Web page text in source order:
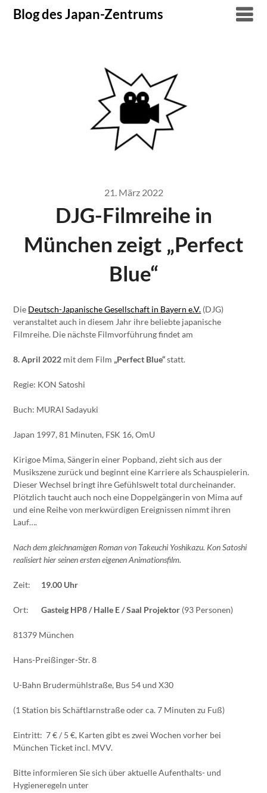
SkipBlog des Japan-Zentrums
21. März 2022
DJG-Filmreihe in
München zeigt „Perfect
Blue“
Die Deutsch-Japanische Gesellschaft in Bayern e.V. (DJG)
veranstaltet auch in diesem Jahr ihre beliebte japanische
Filmreihe. Die nächste Filmvorführung findet am
8. April 2022 mit dem Film „Perfect Blue“statt.
Regie: KON Satoshi
Buch: MURAI Sadayuki
Japan 1997, 81 Minuten, FSK 16, OmU
Kirigoe Mima, Sängerin einer Popband, zieht sich aus der
Musikszene zurück und beginnt eine Karriere als Schauspielerin.
Dieser Wechsel bringt ihre Gefühlswelt total durcheinander.
Plötzlich taucht auch noch eine Doppelgängerin von Mima auf
und eine Reihe von merkwürdigen Ereignissen nimmt ihren
Lauf….
Nach dem gleichnamigen Roman von Takeuchi Yoshikazu. Kon Satoshi
realisiert hier seinen ersten eigenen Animationsfilm.
Zeit: 19.00 Uhr
Ort:Gasteig HP8 / Halle E / Saal Projektor (93 Personen)
81379 München
Hans-Preißinger-Str. 8
U-Bahn Brudermühlstraße, Bus 54 und X30
(1 Station bis Schäftlarnstraße oder ca. 7 Minuten zu Fuß)
Eintritt: 7 € / 5 €, Karten gibt es zwei Wochen vorher bei
München Ticket incl. MVV.
Bitte informieren Sie sich über aktuelle Aufenthalts- und
Hygieneregeln unter